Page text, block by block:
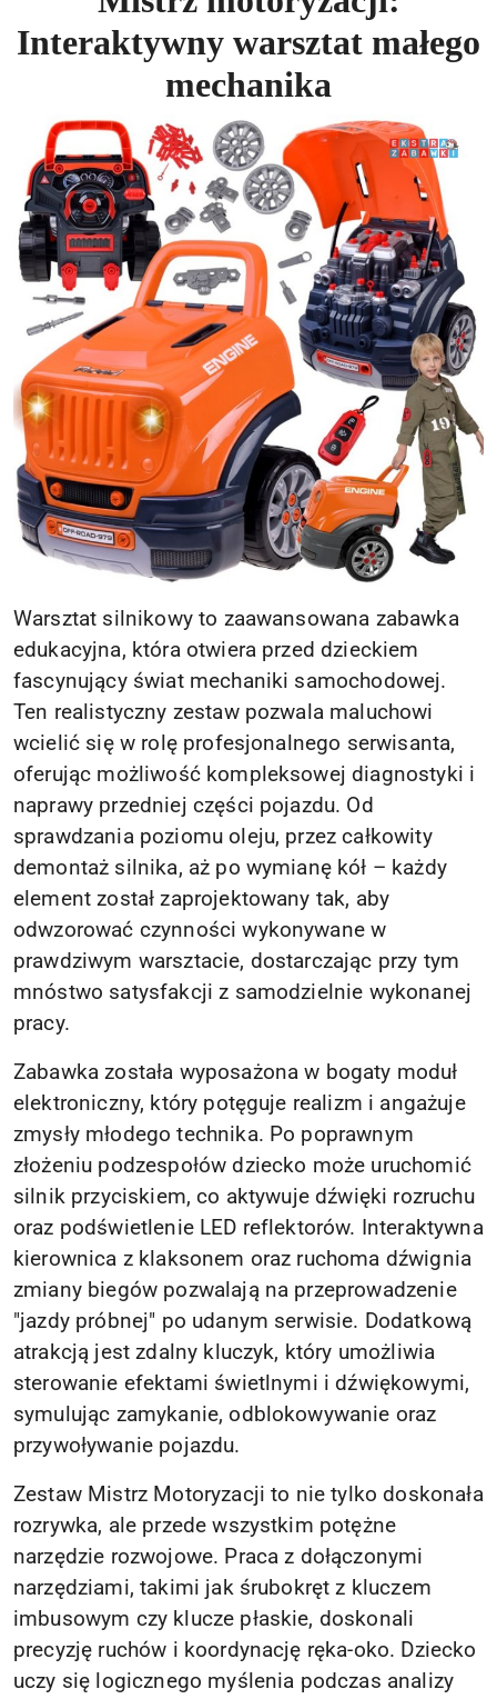
Interaktywny warsztat małego
mechanika
Warsztat silnikowy to zaawansowana zabawka
edukacyjna, która otwiera przed dzieckiem
fascynujący świat mechaniki samochodowej.
Ten realistyczny zestaw pozwala maluchowi
wcielić się w rolę profesjonalnego serwisanta,
oferując możliwość kompleksowej diagnostyki i
naprawy przedniej części pojazdu. Od
sprawdzania poziomu oleju, przez całkowity
demontaż silnika, aż po wymianę kół – każdy
element został zaprojektowany tak, aby
odwzorować czynności wykonywane w
prawdziwym warsztacie, dostarczając przy tym
mnóstwo satysfakcji z samodzielnie wykonanej
pracy.
Zabawka została wyposażona w bogaty moduł
elektroniczny, który potęguje realizm i angażuje
zmysły młodego technika. Po poprawnym
złożeniu podzespołów dziecko może uruchomić
silnik przyciskiem, co aktywuje dźwięki rozruchu
oraz podświetlenie LED reflektorów. Interaktywna
kierownica z klaksonem oraz ruchoma dźwignia
zmiany biegów pozwalają na przeprowadzenie
"jazdy próbnej" po udanym serwisie. Dodatkową
atrakcją jest zdalny kluczyk, który umożliwia
sterowanie efektami świetlnymi i dźwiękowymi,
symulując zamykanie, odblokowywanie oraz
przywoływanie pojazdu.
Zestaw Mistrz Motoryzacji to nie tylko doskonała
rozrywka, ale przede wszystkim potężne
narzędzie rozwojowe. Praca z dołączonymi
narzędziami, takimi jak śrubokręt z kluczem
imbusowym czy klucze płaskie, doskonali
precyzję ruchów i koordynację ręka-oko. Dziecko
uczy się logicznego myślenia podczas analizy